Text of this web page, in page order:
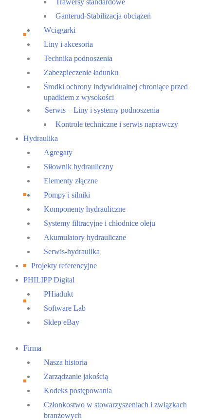
Trawersy standardowe
Ganterud-Stabilizacja obciążeń
Wciągarki
Liny i akcesoria
Technika podnoszenia
Zabezpieczenie ładunku
Środki ochrony indywidualnej chroniące przed
upadkiem z wysokości
Serwis – Liny i systemy podnoszenia
Kontrole techniczne i serwis naprawczy
Hydraulika
Agregaty
Siłownik hydrauliczny
Elementy złączne
Pompy i silniki
Komponenty hydrauliczne
Systemy filtracyjne i chłodnice oleju
Akumulatory hydrauliczne
Serwis-hydraulika
Projekty referencyjne
PHILIPP Digital
PHiadukt
Software Lab
Sklep eBay
Firma
Nasza historia
Zarządzanie jakością
Kodeks postępowania
Członkostwo w stowarzyszeniach i związkach
branżowych